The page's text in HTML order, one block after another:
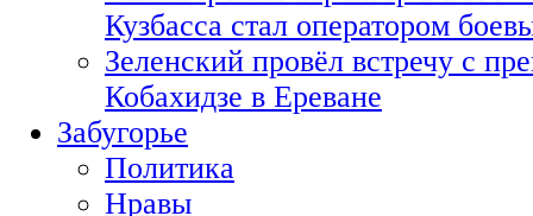
Кузбасса стал оператором
Зеленский провёл встречу с
Кобахидзе в Ереване
Забугорье
Политика
Нравы